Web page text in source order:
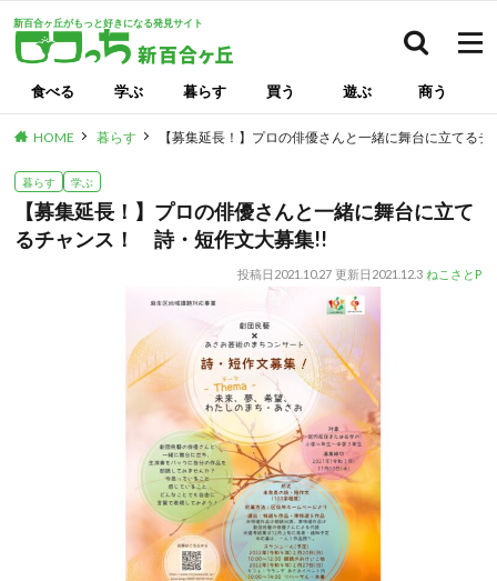
新百合ヶ丘がもっと好きになる発見サイト
食べる 学ぶ 暮らす 買う 遊ぶ 商う
HOME 暮らす 【募集延長！】プロの俳優さんと一緒に舞台に立てる
暮らす 学ぶ
【募集延長！】プロの俳優さんと一緒に舞台に立て
るチャンス！ 詩・短作文大募集!!
投稿日 2021.10.27 更新日 2021.12.3 ねこさとP